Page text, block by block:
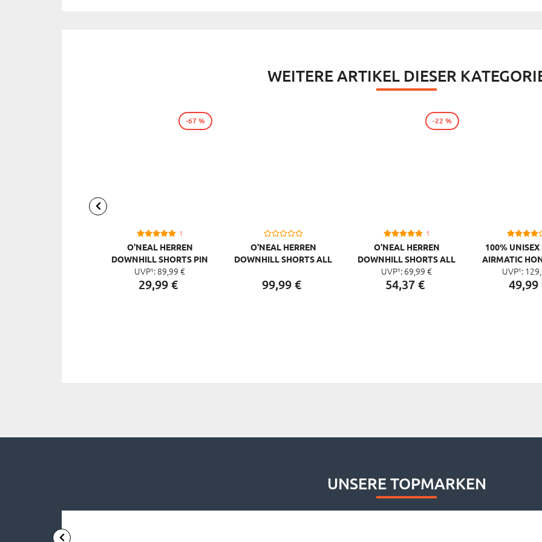
WEITERE ARTIKEL DIESER
1
O'NEAL HERREN
DOWNHILL SHORTS PIN
IT
UVP¹: 89, 99 €
29,99€
-67 %
O'NEAL HERREN
DOWNHILL SHORTS ALL
99,99€
1
O'NEAL HERREN
DOWNHILL SHORTS ALL
MOUNTAIN CARGO
UVP¹: 69, 99 €
54,37€
-22 %
100% UNISEX
AIRMATIC
TIMES
UVP¹: 129,
49,99
UNSERE TOPMARKEN